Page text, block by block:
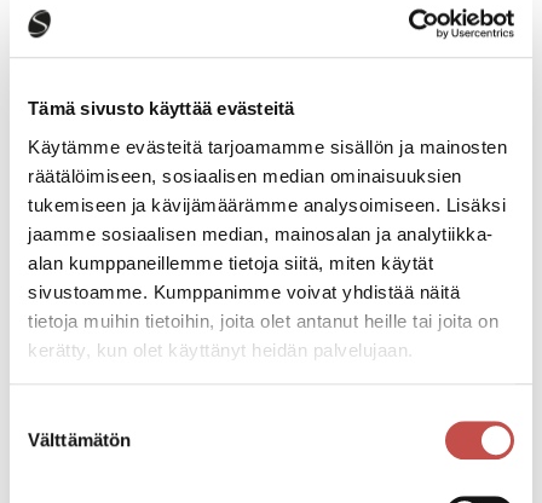
Tämä sivusto käyttää evästeitä
Käytämme evästeitä tarjoamamme sisällön ja mainosten
räätälöimiseen, sosiaalisen median ominaisuuksien
tukemiseen ja kävijämäärämme analysoimiseen. Lisäksi
jaamme sosiaalisen median, mainosalan ja analytiikka-
alan kumppaneillemme tietoja siitä, miten käytät
sivustoamme. Kumppanimme voivat yhdistää näitä
tietoja muihin tietoihin, joita olet antanut heille tai joita on
kerätty, kun olet käyttänyt heidän palvelujaan.
valinta
Välttämätön
Meillä käy maksuvälineenä myös SMARTUM (seteli,
smartum pay,QR-maksu), EPASSI (mobiilisovellus),
PAM- jäsenet 1 vapaalippu syksyllä ja keväällä
Lipunmyynti alkaa 30min ennen esityksen alkua.
Tiedustelut
040-5402086
pekka.rantala@pullistus.inet.fi